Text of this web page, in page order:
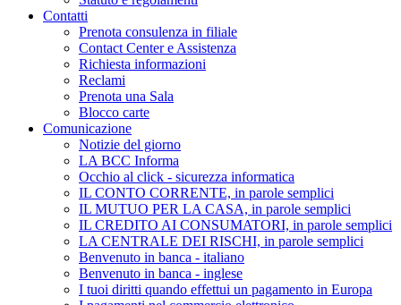
Contatti
Prenota consulenza in filiale
Contact Center e Assistenza
Richiesta informazioni
Reclami
Prenota una Sala
Blocco carte
Comunicazione
Notizie del giorno
LA BCC Informa
Occhio al click - sicurezza informatica
IL CONTO CORRENTE, in parole semplici
IL MUTUO PER LA CASA, in parole semplici
IL CREDITO AI CONSUMATORI, in parole semplici
LA CENTRALE DEI RISCHI, in parole semplici
Benvenuto in banca - italiano
Benvenuto in banca - inglese
I tuoi diritti quando effettui un pagamento in Europa